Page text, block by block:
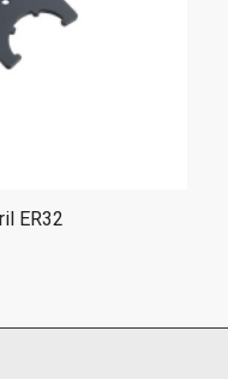
ER32